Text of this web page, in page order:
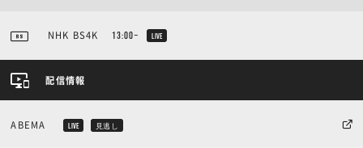
NHK BS4K 13:00~ LIVE
配信情報
ABEMA LIVE 見逃し